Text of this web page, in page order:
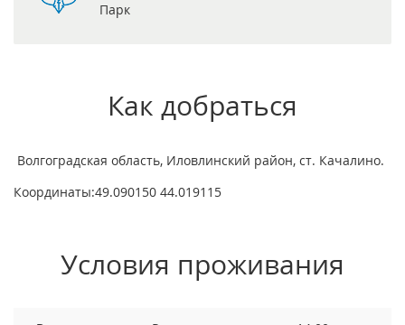
Парк
Как добраться
Волгоградская область, Иловлинский район, ст. Качалино.
Координаты:49.090150 44.019115
Условия проживания